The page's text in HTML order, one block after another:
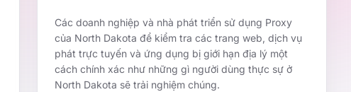
Các doanh nghiệp và nhà phát triển sử dụng Proxy
của North Dakota để kiểm tra các trang web, dịch vụ
phát trực tuyến và ứng dụng bị giới hạn địa lý một
cách chính xác như những gì người dùng thực sự ở
North Dakota sẽ trải nghiệm chúng.